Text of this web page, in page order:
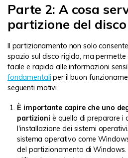
Parte 2: A cosa
partizione del disco
Il partizionamento non solo
spazio sul disco rigido, ma permette
facile e rapido alle informazioni
fondamentali per il buon
seguenti motivi
È importante capire che uno
partizioni è quello di preparare i
l'installazione dei sistemi
sistema operativo come
del partizionamento di